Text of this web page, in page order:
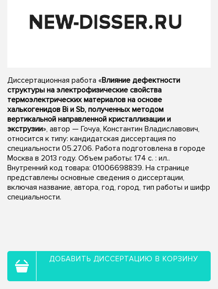
Диссертационная работа «Влияние дефектности
структуры на электрофизические свойства
термоэлектрических материалов на основе
халькогенидов Bi и Sb, полученных методом
вертикальной направленной кристаллизации и
экструзии», автор — Гочуа, Константин Владиславович,
относится к типу: кандидатская диссертация по
специальности 05.27.06. Работа подготовлена в городе
Москва в 2013 году. Объем работы: 174 с. : ил..
Внутренний код товара: 01006698839. На странице
представлены основные сведения о диссертации,
включая название, автора, год, город, тип работы и шифр
специальности.
ДОБАВИТЬ ДИССЕРТАЦИЮ В КОРЗИНУ